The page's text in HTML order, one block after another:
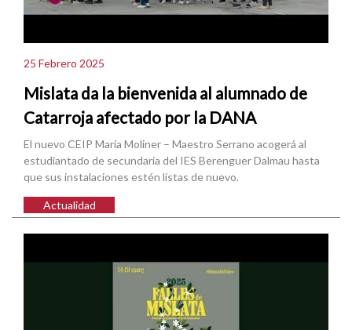
25 Febrero 2025
Mislata da la bienvenida al alumnado de
Catarroja afectado por la DANA
El nuevo CEIP María Moliner – Maestro Serrano acogerá al
estudiantado de secundaria del IES Berenguer Dalmau hasta
que sus instalaciones estén listas de nuevo.
Actualidad